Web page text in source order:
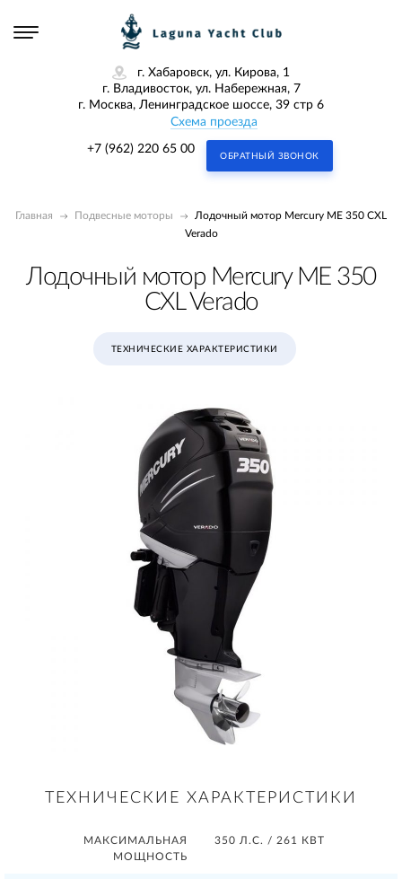
г. Хабаровск, ул. Кирова, 1
г. Владивосток, ул. Набережная, 7
г. Москва, Ленинградское шоссе, 39 стр 6
Схема проезда
+7 (962) 220 65 00
ОБРАТНЫЙ ЗВОНОК
Главная Подвесные моторы
Лодочный мотор Mercury ME 350 CXL
Verado
Лодочный мотор Mercury ME 350
CXL Verado
ТЕХНИЧЕСКИЕ ХАРАКТЕРИСТИКИ
ТЕХНИЧЕСКИЕ ХАРАКТЕРИСТИКИ
МАКСИМАЛЬНАЯ
МОЩНОСТЬ
350 Л.С. / 261 КВТ